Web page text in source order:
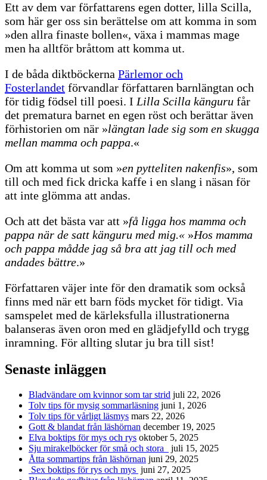
Ett av dem var författarens egen dotter, lilla Scilla,
som här ger oss sin berättelse om att komma in som
»den allra finaste bollen«, växa i mammas mage
men ha alltför bråttom att komma ut.
I de båda diktböckerna Pärlemor och
Fosterlandet förvandlar författaren barnlängtan och
för tidig födsel till poesi. I Lilla Scilla känguru får
det prematura barnet en egen röst och berättar även
förhistorien om när »längtan lade sig som en skugga
mellan mamma och pappa.«
Om att komma ut som »en pytteliten nakenfis», som
till och med fick dricka kaffe i en slang i näsan för
att inte glömma att andas.
Och att det bästa var att »få ligga hos mamma och
pappa när de satt känguru med mig.« »Hos mamma
och pappa mådde jag så bra att jag till och med
andades bättre.»
Författaren väjer inte för den dramatik som också
finns med när ett barn föds mycket för tidigt. Via
samspelet med de kärleksfulla illustrationerna
balanseras även oron med en glädjefylld och trygg
inramning. För allting slutar ju bra till sist!
Senaste inläggen
Bladvändare om kvinnor som tar strid juli 22, 2026
Tolv tips för mysig sommarläsning juni 1, 2026
Tolv tips för vårligt läsmys mars 22, 2026
Gott & blandat från läshörnan december 19, 2025
Elva boktips för mys och rys oktober 5, 2025
Sju mirakelböcker för små och stora
juli 15, 2025
Åtta sommartips från läshörnan juni 29, 2025
Sex boktips för rys och mys juni 27, 2025